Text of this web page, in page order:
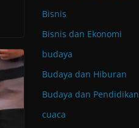
Bisnis
Bisnis dan Ekonomi
budaya
Budaya dan Hiburan
Budaya dan Pendidikan
cuaca